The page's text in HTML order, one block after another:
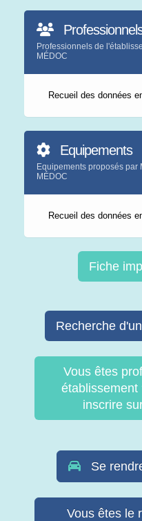
Professionnels de
MÉDOC
Recueil des données
Equipements
Equipements proposés par
MÉDOC
Recueil des données
Fiche
Recherche
Vous êtes
établissement
inscrire
Se
Vous êtes le